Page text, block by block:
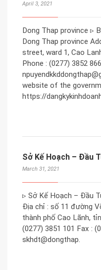
April 3, 2021
Dong Thap province ▹
Dong Thap province
street, ward 1, Cao
Phone : (0277) 3852
website of the
https://
Sở Kế Hoạch – Đầu
March 31, 2021
▹ Sở Kế Hoạch – Đầu
Địa chỉ : số 11 đường
thành phố Cao Lãnh,
(0277) 3851 101 Fax :
skhdt@dongthap.